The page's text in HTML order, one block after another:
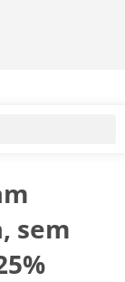
sem